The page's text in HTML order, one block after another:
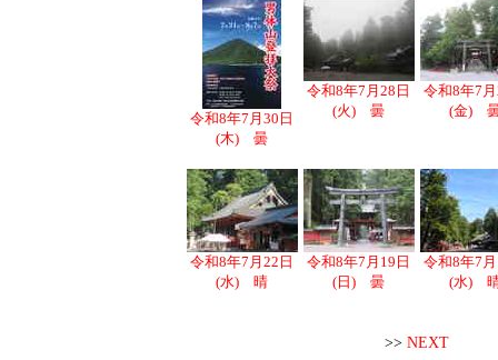
令和8年7月30日
(木) 曇
令和8年7月28日
(火) 曇
令和8年7
(金)
令和8年7月22日
(水) 晴
令和8年7月19日
(日) 曇
令和8年7
(水)
>> NEXT